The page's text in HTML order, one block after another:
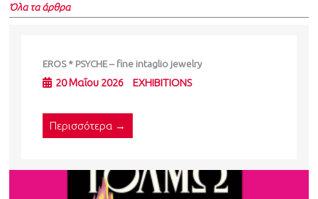
Όλα τα άρθρα
EROS * PSYCHE – fine intaglio jewelry
20 Μαΐου 2026 EXHIBITIONS
Περισσότερα →